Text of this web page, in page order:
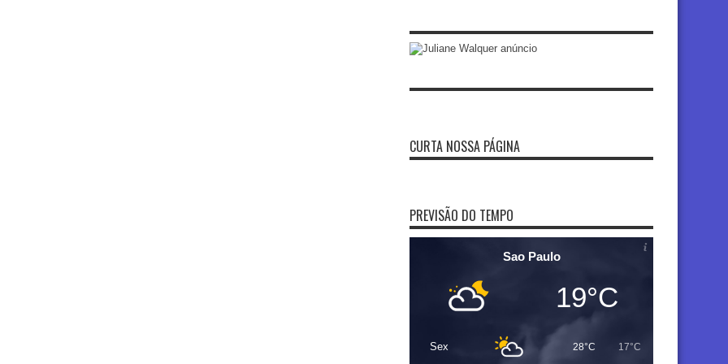
CURTA NOSSA PÁGINA
PREVISÃO DO TEMPO
Sao Paulo
19°C
Sex 28°C 17°C